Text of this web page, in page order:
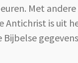
Met
is uit